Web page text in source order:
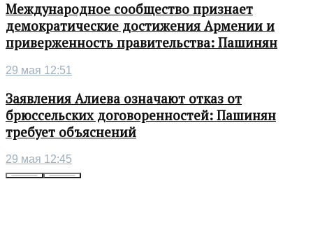
Международное сообщество признает
демократические достижения Армении и
приверженность правительства: Пашинян
29 мая 12:51
Заявления Алиева означают отказ от
брюссельских договоренностей: Пашинян
требует объяснений
29 мая 12:45